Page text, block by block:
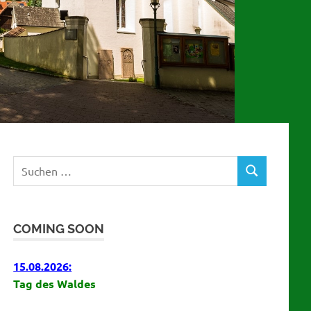
Suchen
SUCHEN
COMING SOON
15.08.2026:
Tag des Waldes